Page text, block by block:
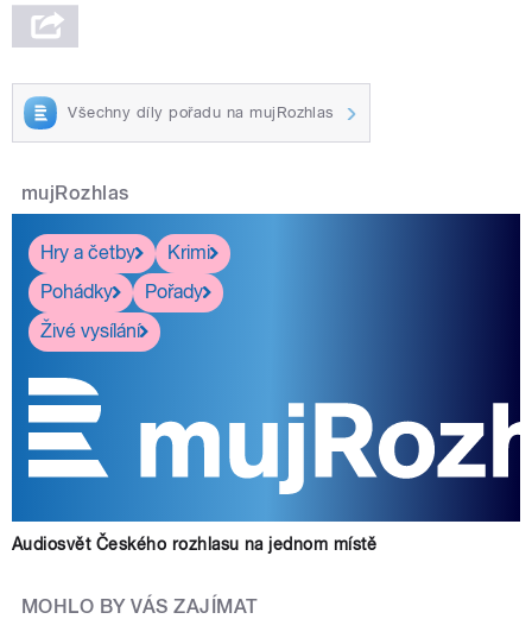
Všechny díly pořadu na mujRozhlas
mujRozhlas
Hry a četby
Krimi
Pohádky
Pořady
Živé vysílání
Audiosvět Českého rozhlasu na jednom místě
MOHLO BY VÁS ZAJÍMAT